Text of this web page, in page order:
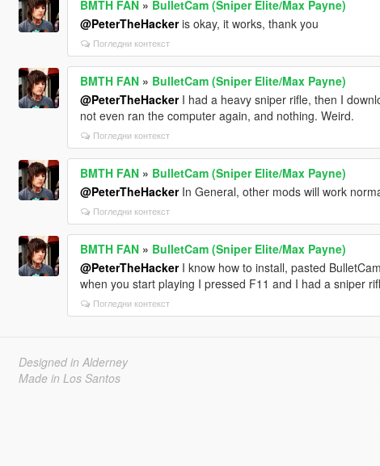
BMTH FAN» BulletCam (Sniper Elite/Max Payne)
@PeterTheHackeris okay, it works, thank you
Погледни контекст
BMTH FAN» BulletCam (Sniper Elite/Max Payne)
@PeterTheHackerI had a heavy sniper rifle, then I
not even ran the computer again, and nothing. Weird.
Погледни контекст
BMTH FAN» BulletCam (Sniper Elite/Max Payne)
@PeterTheHackerIn General, other mods will work
Погледни контекст
BMTH FAN» BulletCam (Sniper Elite/Max Payne)
@PeterTheHackerI know how to install, pasted
when you start playing I pressed F11 and I had a sniper
Погледни контекст
Designed in Alderney
Made in Los Santos